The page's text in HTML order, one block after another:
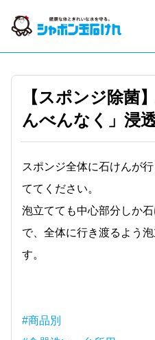
【スポンジ除菌
んべんなく」浸
スポンジ全体に石けんが
ててください。
泡立てても中心部分しか
で、全体に行き渡るよう
す。
#商品別